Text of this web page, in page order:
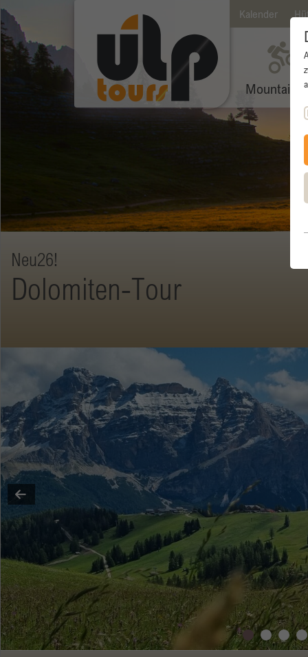
Kalender
Neu26!
Dolomiten-Tour